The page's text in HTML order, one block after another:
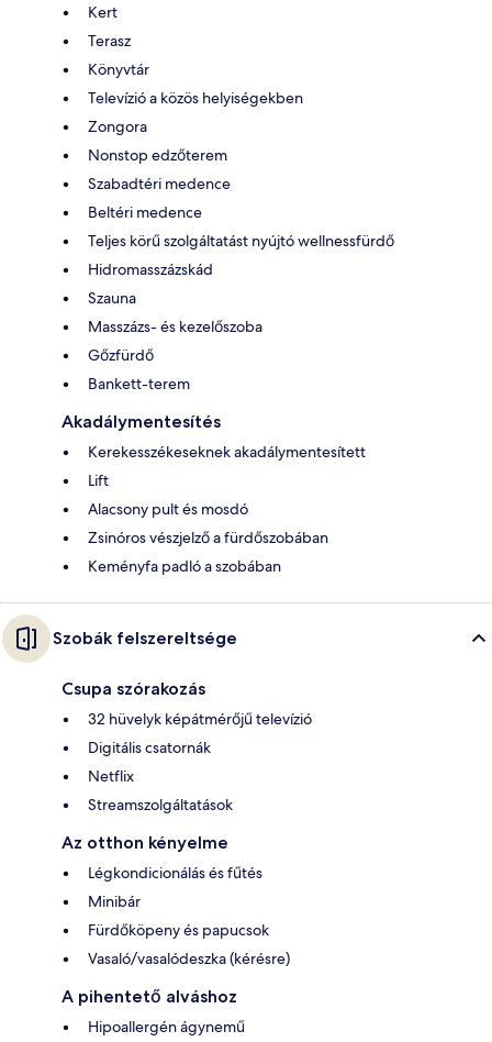
Kert
Terasz
Könyvtár
Televízió a közös helyiségekben
Zongora
Nonstop edzőterem
Szabadtéri medence
Beltéri medence
Teljes körű szolgáltatást nyújtó wellnessfürdő
Hidromasszázskád
Szauna
Masszázs- és kezelőszoba
Gőzfürdő
Bankett-terem
Akadálymentesítés
Kerekesszékeseknek akadálymentesített
Lift
Alacsony pult és mosdó
Zsinóros vészjelző a fürdőszobában
Keményfa padló a szobában
Szobák felszereltsége
Csupa szórakozás
32 hüvelyk képátmérőjű televízió
Digitális csatornák
Netflix
Streamszolgáltatások
Az otthon kényelme
Légkondicionálás és fűtés
Minibár
Fürdőköpeny és papucsok
Vasaló/vasalódeszka (kérésre)
A pihentető alváshoz
Hipoallergén ágynemű